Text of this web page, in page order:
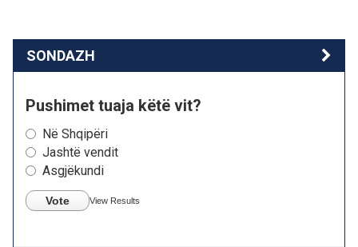
SONDAZH
Pushimet tuaja këtë vit?
Në Shqipëri
Jashtë vendit
Asgjëkundi
Vote View Results